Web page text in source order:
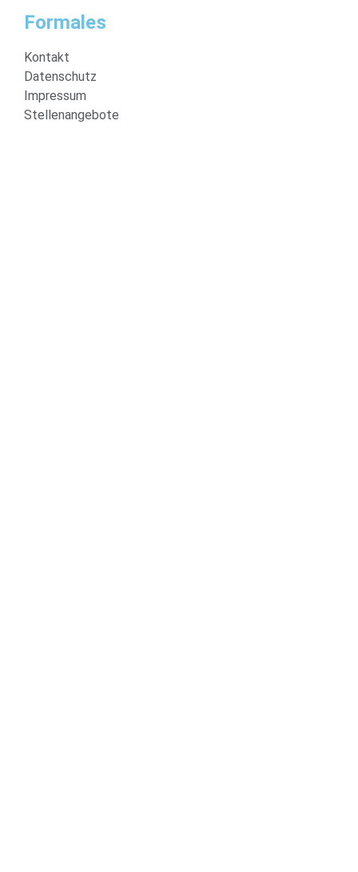
Formales
Kontakt
Datenschutz
Impressum
Stellenangebote